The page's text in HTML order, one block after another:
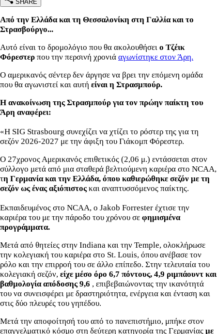
SHARE
Από την Ελλάδα και τη Θεσσαλονίκη στη Γαλλία και το
Στρασβούργο...
Αυτό είναι το δρομολόγιο που θα ακολουθήσει ο Τζέικ
Φόρεστερ που την περσινή χρονιά αγωνίστηκε στον Άρη.
Ο αμερικανός σέντερ δεν άργησε να βρει την επόμενη ομάδα
που θα αγωνιστεί και αυτή είναι η Στρασμπούρ.
Η ανακοίνωση της Στρασμπούρ για τον πρώην παίκτη του
Άρη αναφέρει:
«Η SIG Strasbourg συνεχίζει να χτίζει το ρόστερ της για τη
σεζόν 2026-2027 με την άφιξη του Γιάκομπ Φόρεστερ.
Ο 27χρονος Αμερικανός επιθετικός (2,06 μ.) εντάσσεται στον
σύλλογο μετά από μια σταθερά βελτιούμενη καριέρα στο NCAA,
τη Γερμανία και την Ελλάδα, όπου καθιερώθηκε σεζόν με τη
σεζόν ως ένας αξιόπιστοςκαι αναπτυσσόμενος παίκτης.
Εκπαιδευμένος στο NCAA, ο Jakob Forrester έχτισε την
καριέρα του με την πάροδο του χρόνου σε φημισμένα
προγράμματα.
Μετά από θητείες στην Indiana και την Temple, ολοκλήρωσε
την κολεγιακή του καριέρα στο St. Louis, όπου ανέβασε τον
ρόλο και την επιρροή του σε άλλο επίπεδο. Στην τελευταία του
κολεγιακή σεζόν, είχε μέσο όρο 6,7 πόντους, 4,9 ριμπάουντ και
βαθμολογία απόδοσης 9,6 , επιβεβαιώνοντας την ικανότητά
του να συνεισφέρει με δραστηριότητα, ενέργεια και ένταση και
στις δύο πλευρές του γηπέδου.
Μετά την αποφοίτησή του από το πανεπιστήμιο, μπήκε στον
επαγγελματικό κόσμο στη δεύτερη κατηγορία της Γερμανίας με